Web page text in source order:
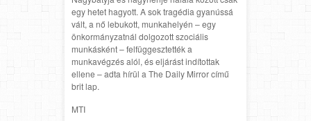
egy hetet hagyott. A sok tragédia gyanússá
vált, a nő lebukott, munkahelyén – egy
önkormányzatnál dolgozott szociális
munkásként – felfüggesztették a
munkavégzés alól, és eljárást indítottak
ellene – adta hírül a The Daily Mirror című
brit lap.
MTI